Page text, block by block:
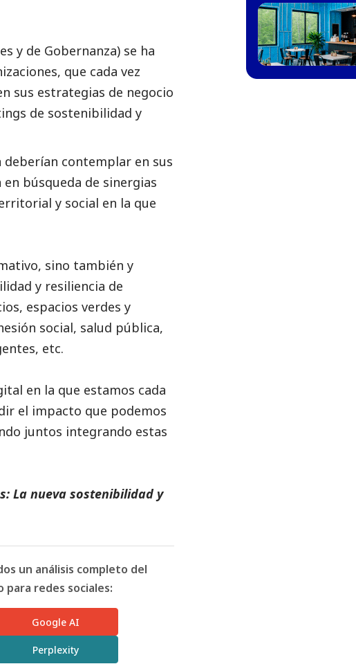
y de Gobernanza) se ha
que cada vez
sus estrategias de negocio
de sostenibilidad y
contemplar en sus
búsqueda de sinergias
y social en la que
sino también y
y resiliencia de
espacios verdes y
social, salud pública,
etc.
en la que estamos cada
el impacto que podemos
juntos integrando estas
La nueva sostenibilidad y
un análisis completo del
redes sociales:
Google AI
Perplexity